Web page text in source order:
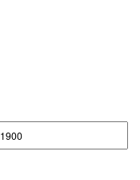
Максимальная